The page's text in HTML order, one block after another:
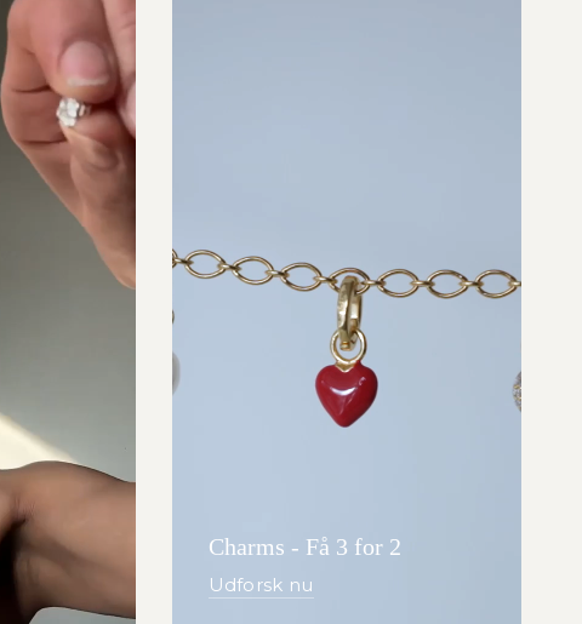
Charms - Få 3 for 2
Udforsk nu